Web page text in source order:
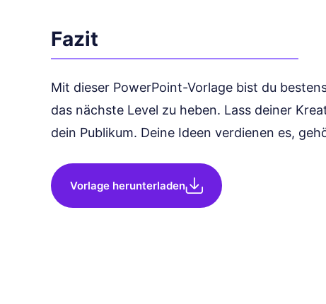
Fazit
Mit dieser PowerPoint-Vorlage bist du
das nächste Level zu heben. Lass deiner
dein Publikum. Deine Ideen verdienen es,
Vorlage herunterladen